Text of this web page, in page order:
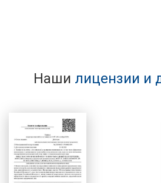
Наши лицензии и